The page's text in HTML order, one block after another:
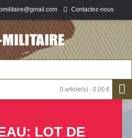
Contactez-nous
0 article(s) - 0,00 €
LOT DE